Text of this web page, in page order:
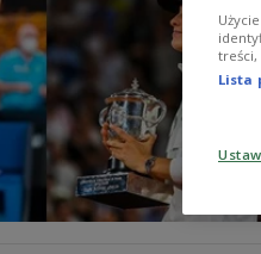
treści,
Lista